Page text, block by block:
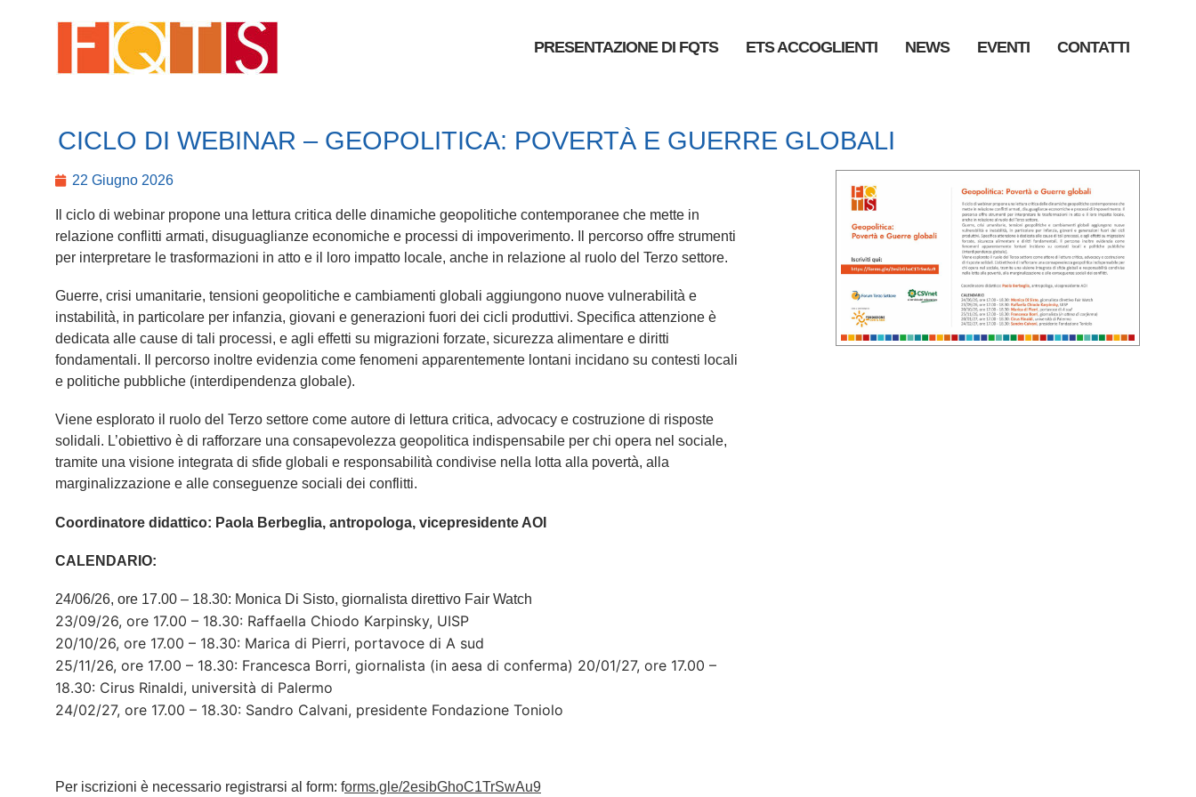
PRESENTAZIONE DI FQTS ETS ACCOGLIENTI NEWS EVENTI CONTATTI
CICLO DI WEBINAR – GEOPOLITICA: POVERTÀ E GUERRE GLOBALI
22 Giugno 2026
Il ciclo di webinar propone una lettura critica delle dinamiche geopolitiche contemporanee che mette in
relazione conflitti armati, disuguaglianze economiche e processi di impoverimento. Il percorso offre strumenti
per interpretare le trasformazioni in atto e il loro impatto locale, anche in relazione al ruolo del Terzo settore.
Guerre, crisi umanitarie, tensioni geopolitiche e cambiamenti globali aggiungono nuove vulnerabilità e
instabilità, in particolare per infanzia, giovani e generazioni fuori dei cicli produttivi. Specifica attenzione è
dedicata alle cause di tali processi, e agli effetti su migrazioni forzate, sicurezza alimentare e diritti
fondamentali. Il percorso inoltre evidenzia come fenomeni apparentemente lontani incidano su contesti locali
e politiche pubbliche (interdipendenza globale).
Viene esplorato il ruolo del Terzo settore come autore di lettura critica, advocacy e costruzione di risposte
solidali. L’obiettivo è di rafforzare una consapevolezza geopolitica indispensabile per chi opera nel sociale,
tramite una visione integrata di sfide globali e responsabilità condivise nella lotta alla povertà, alla
marginalizzazione e alle conseguenze sociali dei conflitti.
Coordinatore didattico: Paola Berbeglia, antropologa, vicepresidente AOI
CALENDARIO:
24/06/26, ore 17.00 – 18.30: Monica Di Sisto, giornalista direttivo Fair Watch
23/09/26, ore 17.00 – 18.30: Raffaella Chiodo Karpinsky, UISP
20/10/26, ore 17.00 – 18.30: Marica di Pierri, portavoce di A sud
25/11/26, ore 17.00 – 18.30: Francesca Borri, giornalista (in aesa di conferma) 20/01/27, ore 17.00 –
18.30: Cirus Rinaldi, università di Palermo
24/02/27, ore 17.00 – 18.30: Sandro Calvani, presidente Fondazione Toniolo
Per iscrizioni è necessario registrarsi al form: forms.gle/2esibGhoC1TrSwAu9